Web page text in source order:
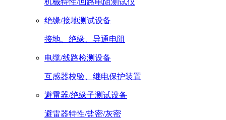
机械特性/回路电阻测试仪
绝缘/接地测试设备
接地、绝缘、导通电阻
电缆/线路检测设备
互感器校验、继电保护装置
避雷器/绝缘子测试设备
避雷器特性/盐密/灰密